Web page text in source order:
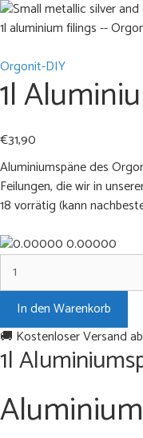
1l aluminium filings --
Orgonit-DIY
1l
€31,90
Aluminiumspäne des
Feilungen, die wir in
18 vorrätig (kann
0.00000
Aluminiumspäne
MengeIn den Warenkorb
🚚 Kostenloser Versand
1l